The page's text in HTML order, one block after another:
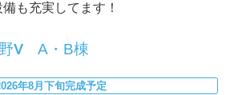
も充実してます！
野Ⅴ A・B棟
年8月下旬完成予定